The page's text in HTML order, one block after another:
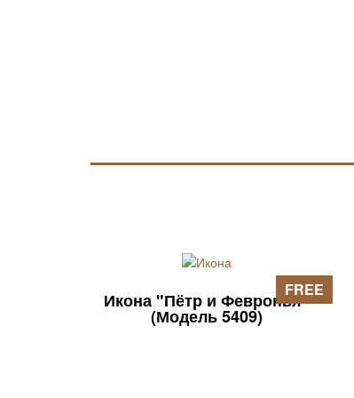
Икона "Пётр и Февронья"
(Модель 5409)
FREE